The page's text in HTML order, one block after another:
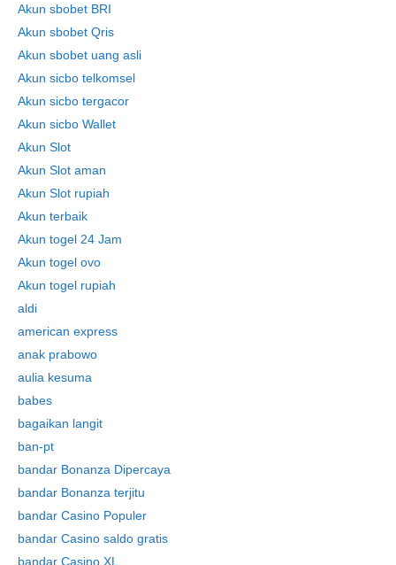
Akun sbobet BRI
Akun sbobet Qris
Akun sbobet uang asli
Akun sicbo telkomsel
Akun sicbo tergacor
Akun sicbo Wallet
Akun Slot
Akun Slot aman
Akun Slot rupiah
Akun terbaik
Akun togel 24 Jam
Akun togel ovo
Akun togel rupiah
aldi
american express
anak prabowo
aulia kesuma
babes
bagaikan langit
ban-pt
bandar Bonanza Dipercaya
bandar Bonanza terjitu
bandar Casino Populer
bandar Casino saldo gratis
bandar Casino XL